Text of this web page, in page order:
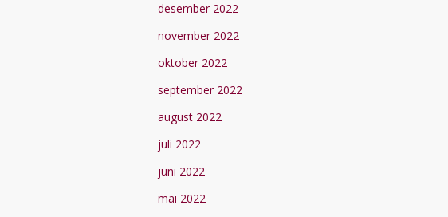
desember 2022
november 2022
oktober 2022
september 2022
august 2022
juli 2022
juni 2022
mai 2022